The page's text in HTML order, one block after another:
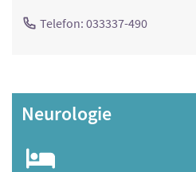
Telefon: 033337-490
Neurologie